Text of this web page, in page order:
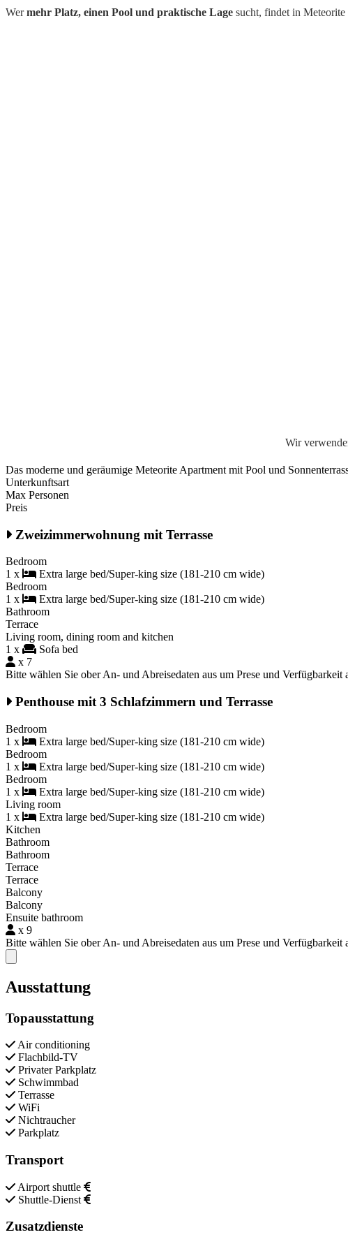
Wermehr Platz, einen Pool und praktische Lage sucht, findet in Meteorite
Wir
Das moderne und geräumige Meteorite Apartment mit Pool und
Unterkunftsart
Max Personen
Preis
Zweizimmerwohnung mit Terrasse
Bedroom
1 x
Extra large bed/Super-king size (181-210 cm wide)
Bedroom
1 x
Extra large bed/Super-king size (181-210 cm wide)
Bathroom
Terrace
Living room, dining room and kitchen
1 x
Sofa bed
x 7
Bitte wählen Sie ober An- und Abreisedaten aus um Prese und Verfügbarkeit
Penthouse mit 3 Schlafzimmern und Terrasse
Bedroom
1 x
Extra large bed/Super-king size (181-210 cm wide)
Bedroom
1 x
Extra large bed/Super-king size (181-210 cm wide)
Bedroom
1 x
Extra large bed/Super-king size (181-210 cm wide)
Living room
1 x
Extra large bed/Super-king size (181-210 cm wide)
Kitchen
Bathroom
Bathroom
Terrace
Terrace
Balcony
Balcony
Ensuite bathroom
x 9
Bitte wählen Sie ober An- und Abreisedaten aus um Prese und Verfügbarkeit
Close modal
Ausstattung
Topausstattung
Air conditioning
Flachbild-TV
Privater Parkplatz
Schwimmbad
Terrasse
WiFi
Nichtraucher
Parkplatz
Transport
Airport shuttle
Shuttle-Dienst
Zusatzdienste